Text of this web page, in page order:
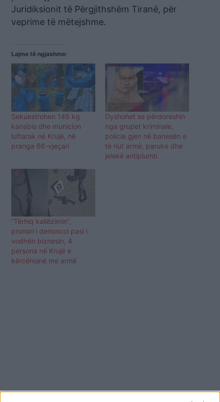
Juridiksionit të Përgjithshëm Tiranë, për
veprime të mëtejshme.
Lajme të ngjashme:
Sekuestrohen 145 kg
kanabis dhe municion
luftarak në Krujë, në
pranga 66-vjeçari
Dyshohet se përdoreshin
nga grupet kriminale,
policia gjen në banesën e
të riut armë, paruke dhe
jelekë antiplumb
“Tërhiq kallëzimin”,
pronari i denoncoi pasi i
vodhën biznesin, 4
persona në Krujë e
kërcënojnë me armë